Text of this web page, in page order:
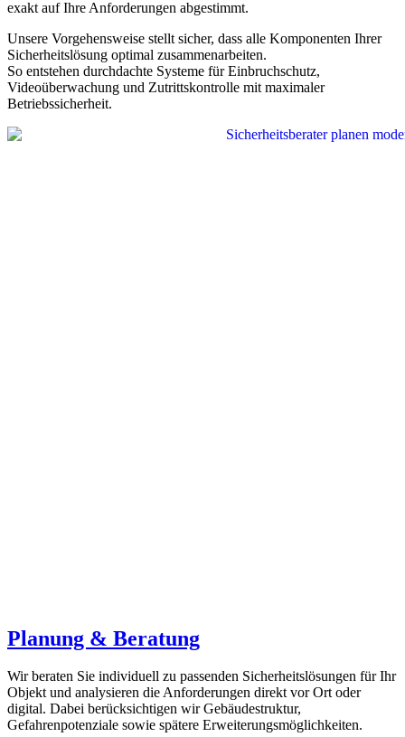
exakt auf Ihre Anforderungen abgestimmt.
Unsere Vorgehensweise stellt sicher, dass alle Komponenten Ihrer
Sicherheitslösung optimal zusammenarbeiten.
So entstehen durchdachte Systeme für Einbruchschutz,
Videoüberwachung und Zutrittskontrolle mit maximaler
Betriebssicherheit.
Planung & Beratung
Wir beraten Sie individuell zu passenden Sicherheitslösungen für Ihr
Objekt und analysieren die Anforderungen direkt vor Ort oder
digital. Dabei berücksichtigen wir Gebäudestruktur,
Gefahrenpotenziale sowie spätere Erweiterungsmöglichkeiten.